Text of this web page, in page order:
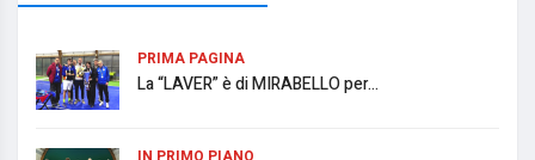
PRIMA PAGINA
La “LAVER” è di MIRABELLO per...